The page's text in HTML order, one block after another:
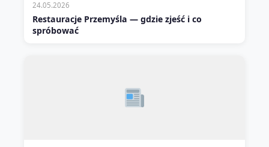
24.05.2026
Restauracje Przemyśla — gdzie zjeść i co
spróbować